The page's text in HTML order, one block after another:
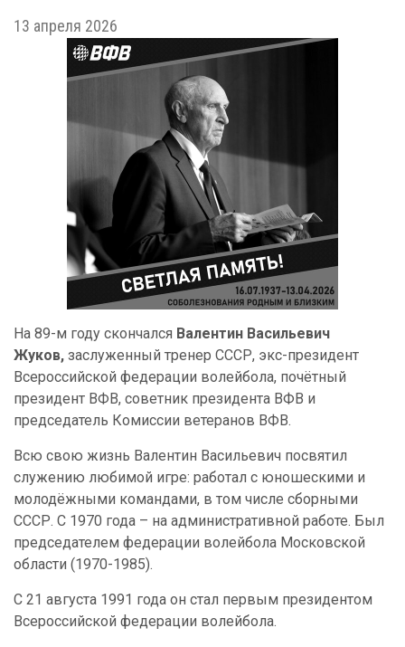
13 апреля 2026
На 89-м году скончался Валентин Васильевич
Жуков, заслуженный тренер СССР, экс-президент
Всероссийской федерации волейбола, почётный
президент ВФВ, советник президента ВФВ и
председатель Комиссии ветеранов ВФВ.
Всю свою жизнь Валентин Васильевич посвятил
служению любимой игре: работал с юношескими и
молодёжными командами, в том числе сборными
СССР. С 1970 года – на административной работе. Был
председателем федерации волейбола Московской
области (1970-1985).
С 21 августа 1991 года он стал первым президентом
Всероссийской федерации волейбола.